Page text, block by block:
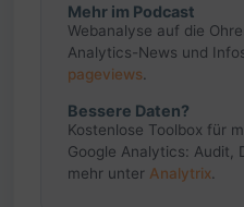
Mehr im Podcast
Webanalyse auf die
Analytics-News und
pageviews
Bessere Daten?
Kostenlose Toolbox für
Google Analytics: Audit,
mehr unter Analytrix